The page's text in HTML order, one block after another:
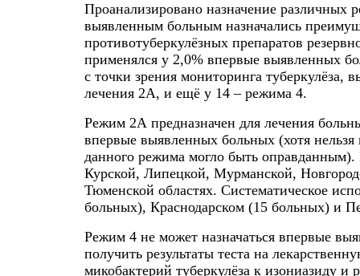
Проанализировано назначение
выявленным больным назначались
противотуберкулёзных препаратов
применялся у 2,0% впервые выявленных
с точки зрения мониторинга
лечения 2А, и ещё у 14 – режима 4.
Режим 2А предназначен для лечения
впервые выявленных больных (хотя
данного режима могло быть
Курской, Липецкой, Мурманской,
Тюменской областях. Систематическое
больных), Краснодарском (15 больных) и
Режим 4 не может назначаться впервые
получить результаты теста на
микобактерий туберкулёза к изониазиду